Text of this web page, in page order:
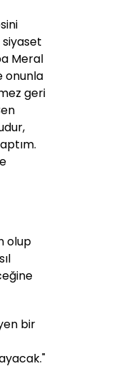
Meral
onunla
geri
olup
bir